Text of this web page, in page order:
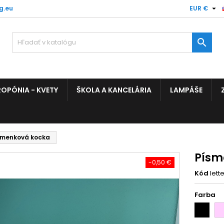
EUR € 

- KVETY ŠKOLA A KANCELÁRIA LAMPÁŠE
kocka
-0,50 €
Kód
Farba